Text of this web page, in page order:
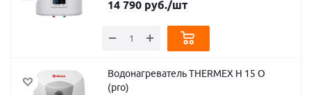
14 790руб./шт
Водонагреватель THERMEX H 15 O
(pro)